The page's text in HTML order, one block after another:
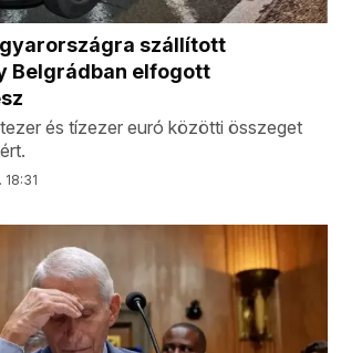
szállított
Belgrádban elfogott
és tízezer euró közötti összeget